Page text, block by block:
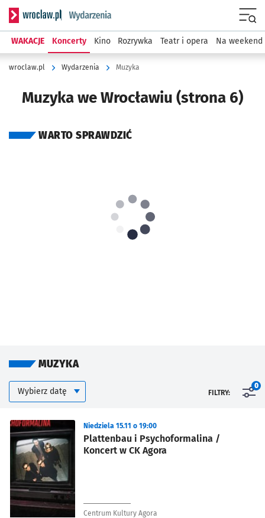
Serwis informacyjny wroclaw.pl podserwis: Wydarzenia
WAKACJE Koncerty Kino Rozrywka Teatr i opera Na weekend
wroclaw.pl Wydarzenia Muzyka
Muzyka we Wrocławiu (strona 6)
WARTO SPRAWDZIĆ
MUZYKA
Kalendarium
Wybierz datę FILTRY:
0
Plattenbau i Psychoformalina /
Koncert w CK Agora
Niedziela 15.11 o 19:00
Centrum Kultury Agora